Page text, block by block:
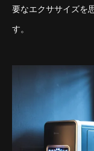
要なエクササイズを
す。